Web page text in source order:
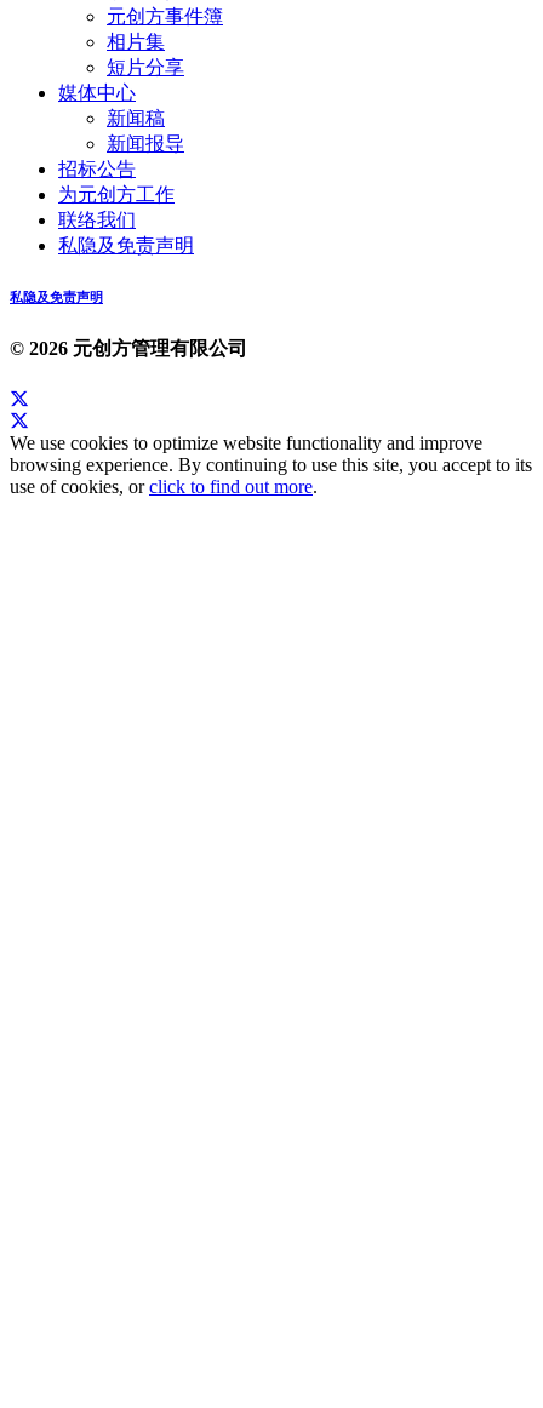
元创方事件簿
相片集
短片分享
媒体中心
新闻稿
新闻报导
招标公告
为元创方工作
联络我们
私隐及免责声明
私隐及免责声明
© 2026 元创方管理有限公司
We use cookies to optimize website functionality and improve
browsing experience. By continuing to use this site, you accept to its
use of cookies, orclick to find out more.